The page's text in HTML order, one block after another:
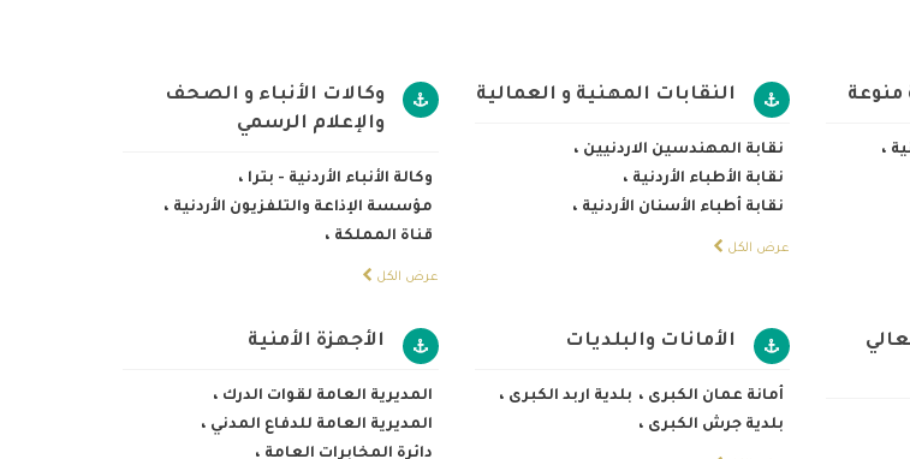
منوعة
،
النقابات المهنية و العمالية
نقابة المهندسين الاردنيين ،
نقابة الأطباء الأردنية ،
نقابة أطباء الأسنان الأردنية ،
عرض الكل
وكالات الأنباء و الصحف
والإعلام الرسمي
وكالة الأنباء الأردنية - بترا ،
مؤسسة الإذاعة والتلفزيون الأردنية ،
قناة المملكة ،
عرض الكل
الأمانات والبلديات
أمانة عمان الكبرى ، بلدية اربد الكبرى ،
بلدية جرش الكبرى ،
الأجهزة الأمنية
المديرية العامة لقوات الدرك ،
المديرية العامة للدفاع المدني ،
دائرة المخابرات العامة ،